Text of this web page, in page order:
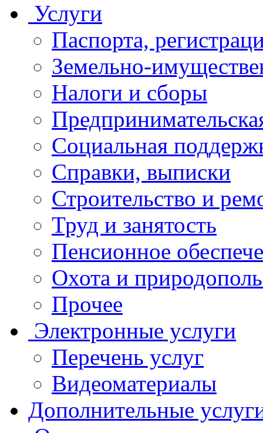
Услуги
Паспорта,
Земельно-
Налоги и сборы
Социальная
Справки, выписки
Строительство и
Труд и занятость
Пенсионное
Охота и
Прочее
Электронные услуги
Перечень услуг
Видеоматериалы
Дополнительные